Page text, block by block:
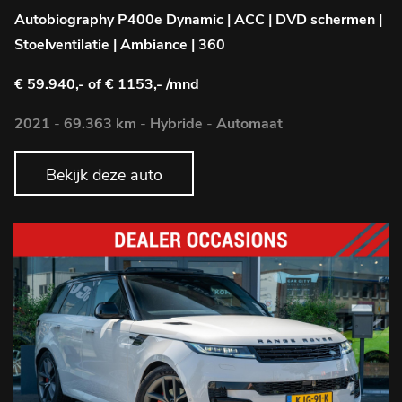
Autobiography P400e Dynamic | ACC | DVD schermen |
Stoelventilatie | Ambiance | 360
€ 59.940,- of € 1153,- /mnd
2021 - 69.363 km - Hybride - Automaat
Bekijk deze auto